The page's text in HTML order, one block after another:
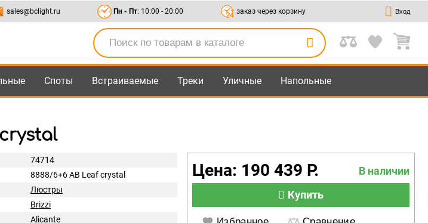
sales@bclight.ru
sales@bclight.ru Пн - Пт: 10:00 - 20:00 заказ через корзину Вход
Споты Встраиваемые Треки Уличные Напольные
74714
8888/6+6 AB Leaf crystal
Люстры
Brizzi
Alicante
Цена: 190 439 Р.
В наличии
Купить